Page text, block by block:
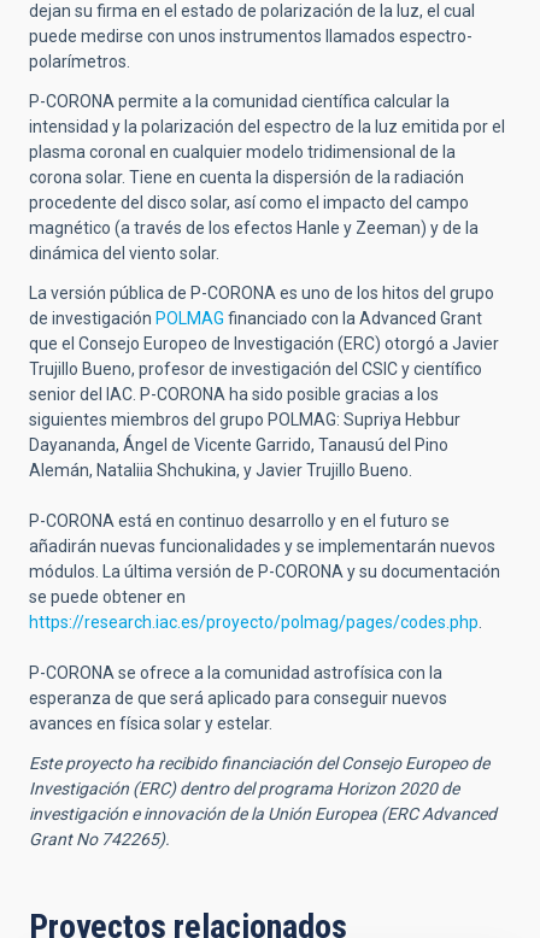
dejan su firma en el estado de polarización de la luz, el cual
puede medirse con unos instrumentos llamados espectro-
polarímetros.
P-CORONA permite a la comunidad científica calcular la
intensidad y la polarización del espectro de la luz emitida por el
plasma coronal en cualquier modelo tridimensional de la
corona solar. Tiene en cuenta la dispersión de la radiación
procedente del disco solar, así como el impacto del campo
magnético (a través de los efectos Hanle y Zeeman) y de la
dinámica del viento solar.
La versión pública de P-CORONA es uno de los hitos del grupo
de investigación POLMAG financiado con la Advanced Grant
que el Consejo Europeo de Investigación (ERC) otorgó a Javier
Trujillo Bueno, profesor de investigación del CSIC y científico
senior del IAC. P-CORONA ha sido posible gracias a los
siguientes miembros del grupo POLMAG: Supriya Hebbur
Dayananda, Ángel de Vicente Garrido, Tanausú del Pino
Alemán, Nataliia Shchukina, y Javier Trujillo Bueno.
P-CORONA está en continuo desarrollo y en el futuro se
añadirán nuevas funcionalidades y se implementarán nuevos
módulos. La última versión de P-CORONA y su documentación
se puede obtener en
https://research.iac.es/proyecto/polmag/pages/codes.php
P-CORONA se ofrece a la comunidad astrofísica con la
esperanza de que será aplicado para conseguir nuevos
avances en física solar y estelar.
Este proyecto ha recibido financiación del Consejo Europeo de
Investigación (ERC) dentro del programa Horizon 2020 de
investigación e innovación de la Unión Europea (ERC Advanced
Grant No 742265).
Proyectos relacionados